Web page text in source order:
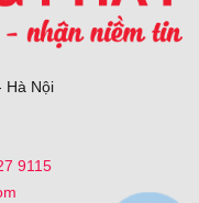
Hà Nội
9115